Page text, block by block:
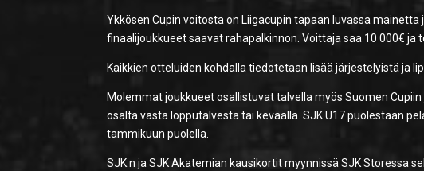
Ykkösen Cupin voitosta on Liigacupin tapaan luvassa
finaalijoukkueet saavat rahapalkinnon. Voittaja saa 10 000€ ja
Kaikkien otteluiden kohdalla tiedotetaan lisää järjestelyistä ja
Molemmat joukkueet osallistuvat talvella myös Suomen
osalta vasta lopputalvesta tai keväällä. SJK U17 puolestaan
tammikuun puolella.
SJK:n ja SJK Akatemian kausikortit myynnissä SJK Storessa